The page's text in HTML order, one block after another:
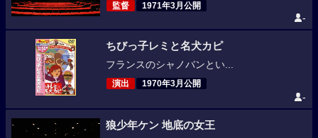
監督 1971年3月公開
-
ちびっ子レミと名犬カピ
フランスのシャノバンとい...
演出 1970年3月公開
-
狼少年ケン 地底の女王